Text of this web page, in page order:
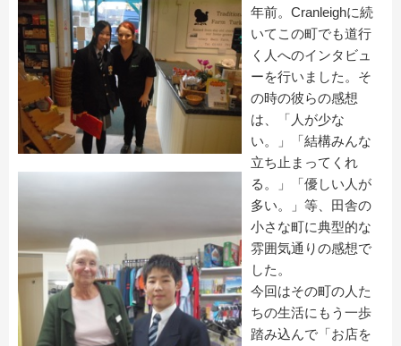
年前。Cranleighに続
いてこの町でも道行
く人へのインタビュ
ーを行いました。そ
の時の彼らの感想
は、「人が少な
い。」「結構みんな
立ち止まってくれ
る。」「優しい人が
多い。」等、田舎の
小さな町に典型的な
雰囲気通りの感想で
した。
今回はその町の人た
ちの生活にもう一歩
踏み込んで「お店を